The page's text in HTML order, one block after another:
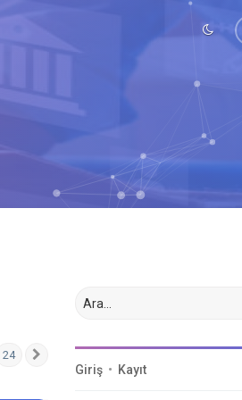
24
Giriş • Kayıt